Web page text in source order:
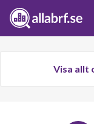
Visa allt